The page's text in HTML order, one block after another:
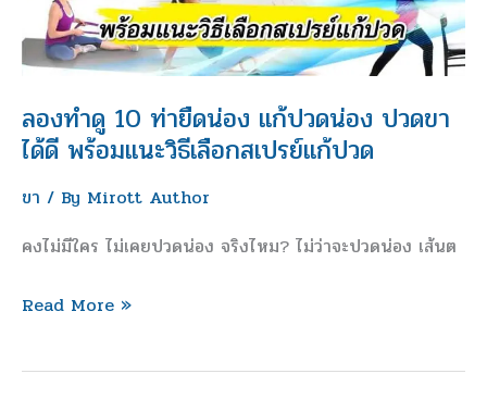
ลองทำดู 10 ท่ายืดน่อง แก้ปวดน่อง ปวดขา
ได้ดี พร้อมแนะวิธีเลือกสเปรย์แก้ปวด
ขา / By Mirott Author
คงไม่มีใคร ไม่เคยปวดน่อง จริงไหม? ไม่ว่าจะปวดน่อง เส้นต
ปวด
น่อง
ขา
ได้
พร้อม
แนะ
เลือก
Read More »